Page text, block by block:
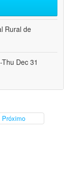
Rural de
Dec 31
Próximo